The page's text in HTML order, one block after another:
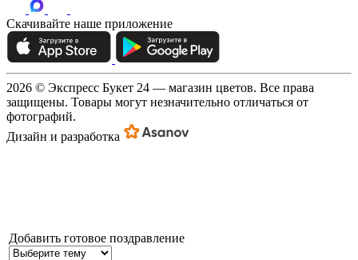
Скачивайте наше приложение
2026 © Экспресс Букет 24 — магазин цветов. Все права
защищены. Товары могут незначительно отличаться от
фотографий.
Дизайн и разработка
Добавить готовое поздравление